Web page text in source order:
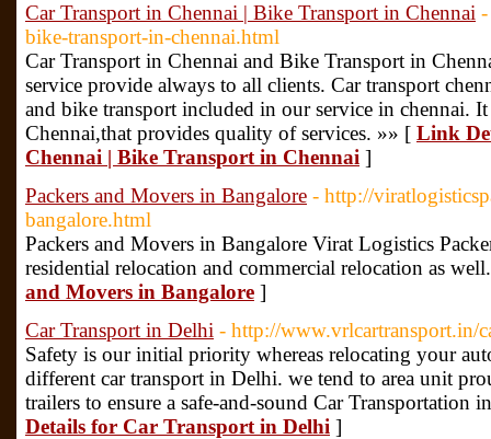
Car Transport in Chennai | Bike Transport in Chennai
bike-transport-in-chennai.html
Car Transport in Chennai and Bike Transport in
service provide always to all clients. Car transport
and bike transport included in our service in chennai.
Chennai,that provides quality of services. »» [ Link
Chennai | Bike Transport in Chennai ]
Packers and Movers in Bangalore - http://
bangalore.html
Packers and Movers in Bangalore Virat Logistics
residential relocation and commercial relocation as
and Movers in Bangalore ]
Car Transport in Delhi - http://www.vrlcartransport.in/
Safety is our initial priority whereas relocating your
different car transport in Delhi. we tend to area unit
trailers to ensure a safe-and-sound Car
Details for Car Transport in Delhi ]